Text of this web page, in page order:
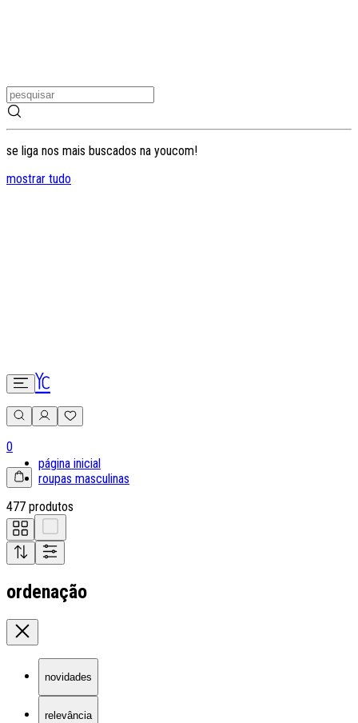
se liga nos mais buscados na youcom!
mostrar tudo
0
página inicial
roupas masculinas
477 produtos
ordenação
novidades
relevância